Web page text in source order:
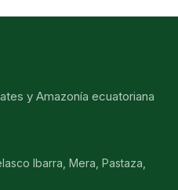
y Amazonía ecuatoriana
Ibarra, Mera, Pastaza,